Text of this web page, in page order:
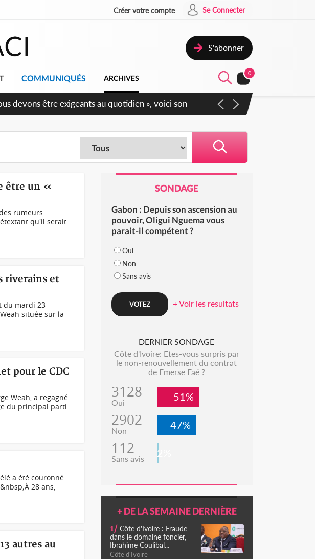
Créer votre compte Se Connecter
S'abonner
COMMUNIQUÉS ARCHIVES
0
de Défense et de Sécurité affichent leur
être un «
rumeurs
qu'il serait
riverains et
du mardi 23
située sur la
pour le CDC
Weah, a regagné
du principal parti
a été couronné
28 ans,
autres au
SONDAGE
Gabon : Depuis son ascension au
pouvoir, Oligui Nguema vous
parait-il compétent ?
Oui
Non
Sans avis
+ Voir les resultats
DERNIER SONDAGE
Côte d'Ivoire: Etes-vous surpris par
le non-renouvellement du contrat
de Emerse Faé ?
3128
Oui 51%
2902
Non 47%
112
Sans avis 2%
+ DE LA SEMAINE DERNIÈRE
1/ Côte d'Ivoire : Fraude
dans le domaine foncier,
Ibrahime Coulibal...
Côte d'Ivoire